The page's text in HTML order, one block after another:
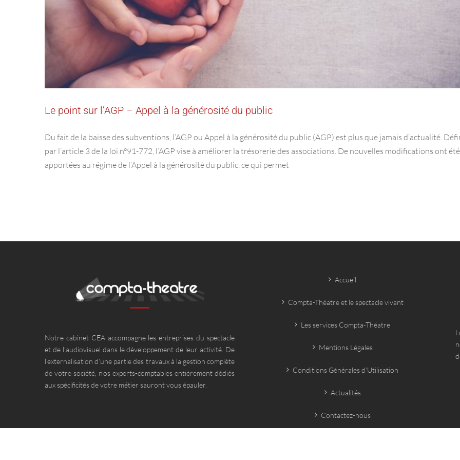
Le point sur l’AGP – Appel à la générosité du public
Du fait de la baisse des subventions, l’AGP ou Appel à la générosité du public (AGP) est plus que jamais d’actualité.
par l’article 3 de la loi n°91-772, l’AGP vise à améliorer la trésorerie des associations. De nouvelles modifications ont été
apportées au régime de l’Appel à la générosité du public, ce qui permet
Notre cabinet CEA accompagne les entreprises du spectacle
et de l’audiovisuel dans le développement de leur activité. De
l’externalisation d’une partie des travaux à la gestion complète
de votre société, nos experts-comptables entièrement dédiés
aux spécificités de votre métier sauront vous épauler.
Accueil
Compta-Théatre et le spectacle vivant
Les services Compta-Théatre
Mentions Légales
Conditions Générales d’Utilisation
Actualités
Contactez-nous